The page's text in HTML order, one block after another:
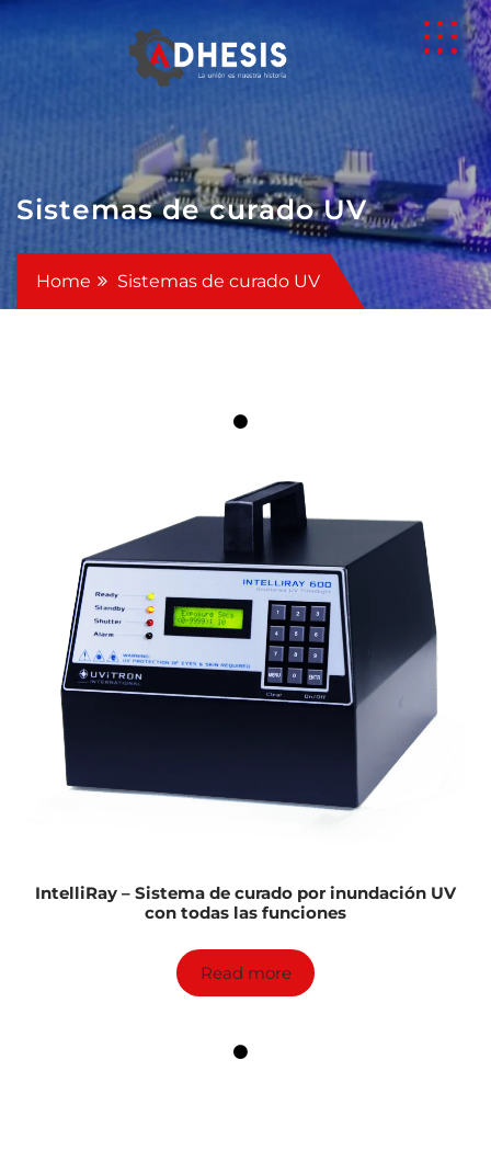
Sistemas de curado UV
Home Sistemas de curado UV
IntelliRay – Sistema de curado por inundación UV
con todas las funciones
Read more